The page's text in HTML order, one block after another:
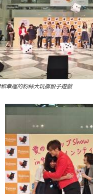
幸運的粉絲大玩擲骰子遊戲